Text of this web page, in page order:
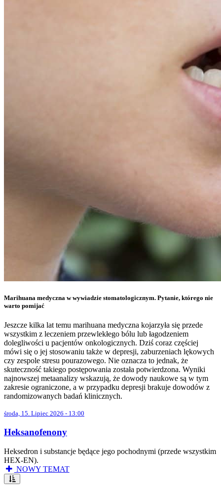
Marihuana medyczna w wywiadzie stomatologicznym. Pytanie, którego nie
warto pomijać
Jeszcze kilka lat temu marihuana medyczna kojarzyła się przede
wszystkim z leczeniem przewlekłego bólu lub łagodzeniem
dolegliwości u pacjentów onkologicznych. Dziś coraz częściej
mówi się o jej stosowaniu także w depresji, zaburzeniach lękowych
czy zespole stresu pourazowego. Nie oznacza to jednak, że
skuteczność takiego postępowania została potwierdzona. Wyniki
najnowszej metaanalizy wskazują, że dowody naukowe są w tym
zakresie ograniczone, a w przypadku depresji brakuje dowodów z
randomizowanych badań klinicznych.
środa, 15. Lipiec 2026 - 13:00
Heksanofenony
Heksedron i substancje będące jego pochodnymi (przede wszystkim
HEX-EN).
NOWY TEMAT